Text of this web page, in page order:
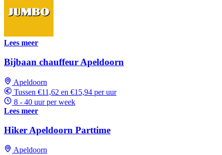
Lees meer
Bijbaan chauffeur Apeldoorn
Apeldoorn
Tussen €11,62 en €15,94 per uur
8 - 40 uur per week
Lees meer
Hiker Apeldoorn Parttime
Apeldoorn